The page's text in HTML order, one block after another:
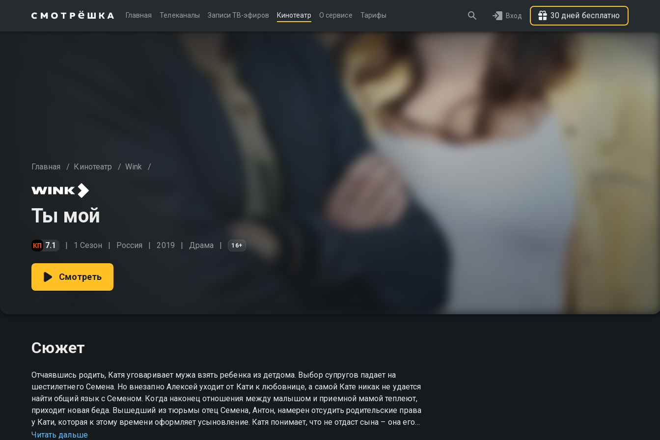
Главная Телеканалы Записи ТВ-эфиров Кинотеатр О сервисе Тарифы Вход 30 дней бесплатно
Главная / Кинотеатр / Wink /
Ты мой
7.1 1 Сезон Россия 2019 Драма 16+
Смотреть
Сюжет
Отчаявшись родить, Катя уговаривает мужа взять ребенка из детдома. Выбор супругов падает на
шестилетнего Семена. Но внезапно Алексей уходит от Кати к любовнице, а самой Кате никак не удается
найти общий язык с Семеном. Когда наконец отношения между малышом и приемной мамой теплеют,
приходит новая беда. Вышедший из тюрьмы отец Семена, Антон, намерен отсудить родительские права
у Кати, которая к этому времени оформляет усыновление. Катя понимает, что не отдаст сына – она его
по-настоящему полюбила. Впереди череда невзгод, разочарований и надежд, пройдя через которые,
Читать дальше